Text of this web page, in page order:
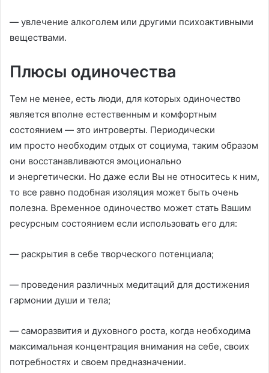
— увлечение алкоголем или другими психоактивными
веществами.
Плюсы одиночества
Тем не менее, есть люди, для которых одиночество
является вполне естественным и комфортным
состоянием — это интроверты. Периодически
им просто необходим отдых от социума, таким образом
они восстанавливаются эмоционально
и энергетически. Но даже если Вы не относитесь к ним,
то все равно подобная изоляция может быть очень
полезна. Временное одиночество может стать Вашим
ресурсным состоянием если использовать его для:
— раскрытия в себе творческого потенциала;
— проведения различных медитаций для достижения
гармонии души и тела;
— саморазвития и духовного роста, когда необходима
максимальная концентрация внимания на себе, своих
потребностях и своем предназначении.